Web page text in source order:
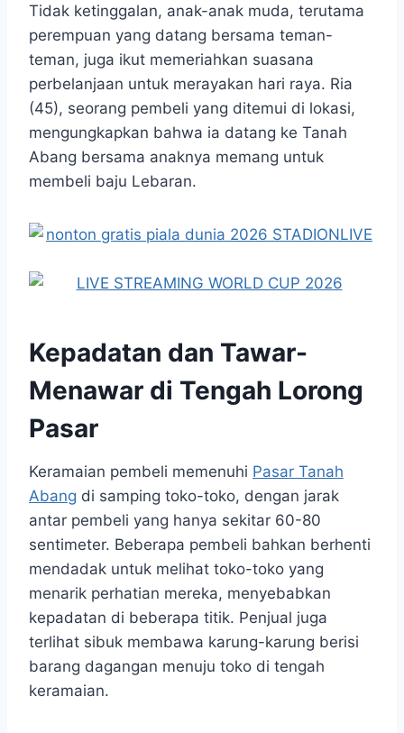
Tidak ketinggalan, anak-anak muda, terutama
perempuan yang datang bersama teman-
teman, juga ikut memeriahkan suasana
perbelanjaan untuk merayakan hari raya. Ria
(45), seorang pembeli yang ditemui di lokasi,
mengungkapkan bahwa ia datang ke Tanah
Abang bersama anaknya memang untuk
membeli baju Lebaran.
Kepadatan dan Tawar-
Menawar di Tengah Lorong
Pasar
Keramaian pembeli memenuhi Pasar Tanah
Abang di samping toko-toko, dengan jarak
antar pembeli yang hanya sekitar 60-80
sentimeter. Beberapa pembeli bahkan berhenti
mendadak untuk melihat toko-toko yang
menarik perhatian mereka, menyebabkan
kepadatan di beberapa titik. Penjual juga
terlihat sibuk membawa karung-karung berisi
barang dagangan menuju toko di tengah
keramaian.